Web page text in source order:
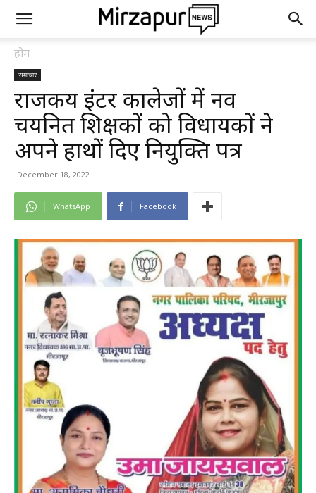
होम
समाचार
राजकीय इंटर कालेजों में नव
चयनित शिक्षकों को विधायकों ने
अपने हाथों दिए नियुक्ति पत्र
December 18, 2022
WhatsApp Facebook